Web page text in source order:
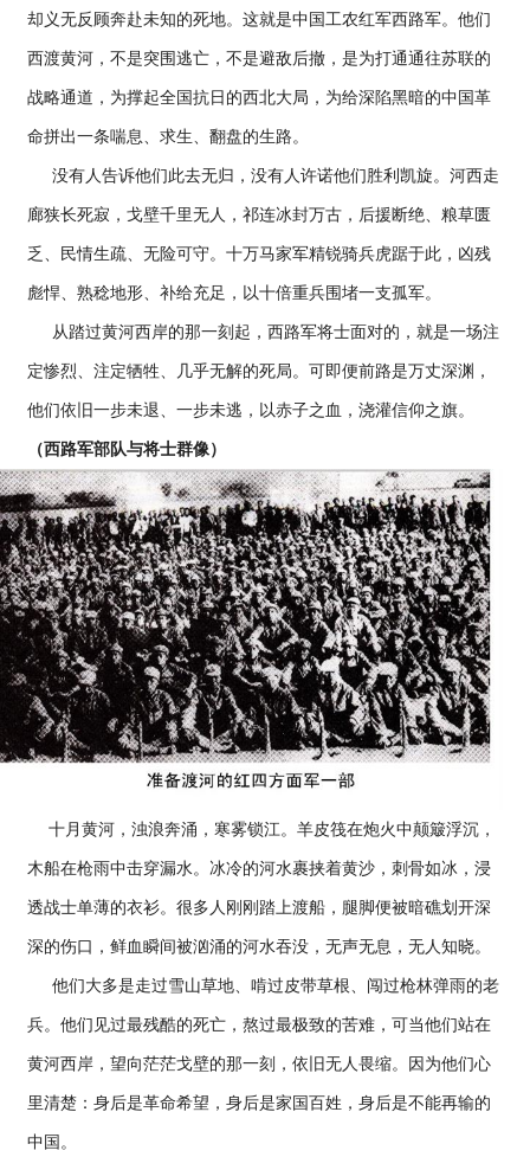
却义无反顾奔赴未知的死地。这就是中国工农红军西路军。他们
西渡黄河，不是突围逃亡，不是避敌后撤，是为打通通往苏联的
战略通道，为撑起全国抗日的西北大局，为给深陷黑暗的中国革
命拼出一条喘息、求生、翻盘的生路。
没有人告诉他们此去无归，没有人许诺他们胜利凯旋。河西走
廊狭长死寂，戈壁千里无人，祁连冰封万古，后援断绝、粮草匮
乏、民情生疏、无险可守。十万马家军精锐骑兵虎踞于此，凶残
彪悍、熟稔地形、补给充足，以十倍重兵围堵一支孤军。
从踏过黄河西岸的那一刻起，西路军将士面对的，就是一场注
定惨烈、注定牺牲、几乎无解的死局。可即便前路是万丈深渊，
他们依旧一步未退、一步未逃，以赤子之血，浇灌信仰之旗。
（西路军部队与将士群像）
十月黄河，浊浪奔涌，寒雾锁江。羊皮筏在炮火中颠簸浮沉，
木船在枪雨中击穿漏水。冰冷的河水裹挟着黄沙，刺骨如冰，浸
透战士单薄的衣衫。很多人刚刚踏上渡船，腿脚便被暗礁划开深
深的伤口，鲜血瞬间被汹涌的河水吞没，无声无息，无人知晓。
他们大多是走过雪山草地、啃过皮带草根、闯过枪林弹雨的老
兵。他们见过最残酷的死亡，熬过最极致的苦难，可当他们站在
黄河西岸，望向茫茫戈壁的那一刻，依旧无人畏缩。因为他们心
里清楚：身后是革命希望，身后是家国百姓，身后是不能再输的
中国。